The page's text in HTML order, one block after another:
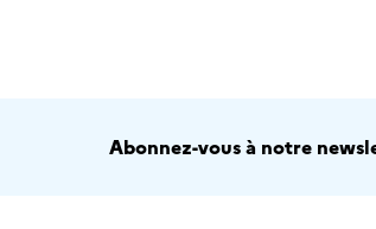
Abonnez-vous à notre